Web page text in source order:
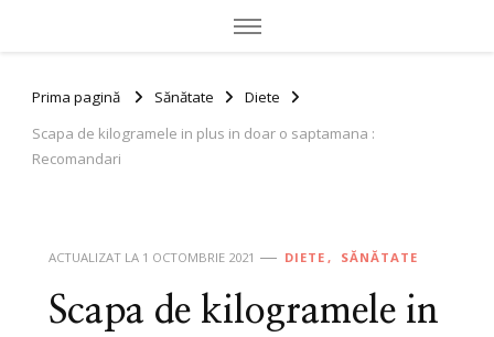
Prima pagină Sănătate
Diete
Scapa de kilogramele in plus in doar o saptamana :
Recomandari
ACTUALIZAT LA 1 OCTOMBRIE 2021 DIETE SĂNĂTATE
Scapa de kilogramele in